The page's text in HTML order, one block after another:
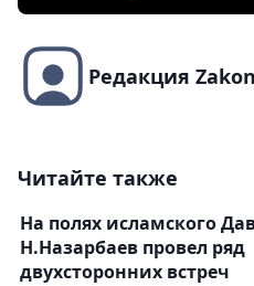
Редакция
Читайте также
На полях исламского
Н.Назарбаев провел ряд
двухсторонних встреч